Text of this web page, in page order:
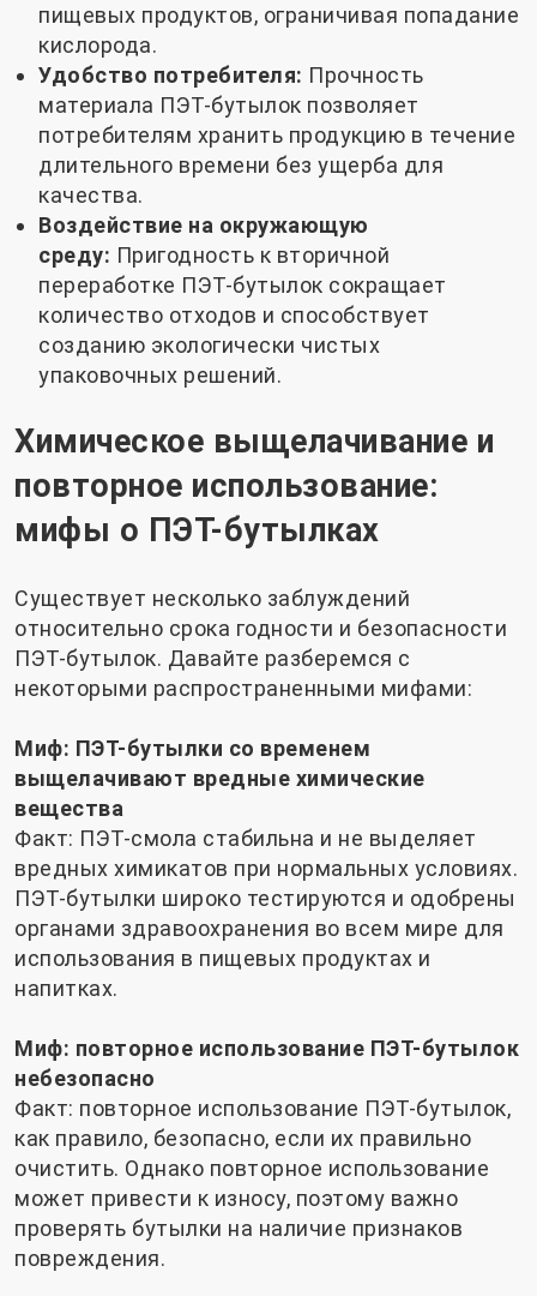
пищевых продуктов, ограничивая попадание
кислорода.
Удобство потребителя: Прочность
материала ПЭТ-бутылок позволяет
потребителям хранить продукцию в течение
длительного времени без ущерба для
качества.
Воздействие на окружающую
среду: Пригодность к вторичной
переработке ПЭТ-бутылок сокращает
количество отходов и способствует
созданию экологически чистых
упаковочных решений.
Химическое выщелачивание и
повторное использование:
мифы о ПЭТ-бутылках
Существует несколько заблуждений
относительно срока годности и безопасности
ПЭТ-бутылок. Давайте разберемся с
некоторыми распространенными мифами:
Миф: ПЭТ-бутылки со временем
выщелачивают вредные химические
вещества
Факт: ПЭТ-смола стабильна и не выделяет
вредных химикатов при нормальных условиях.
ПЭТ-бутылки широко тестируются и одобрены
органами здравоохранения во всем мире для
использования в пищевых продуктах и ​​
напитках.
Миф: повторное использование ПЭТ-бутылок
небезопасно
Факт: повторное использование ПЭТ-бутылок,
как правило, безопасно, если их правильно
очистить. Однако повторное использование
может привести к износу, поэтому важно
проверять бутылки на наличие признаков
повреждения.